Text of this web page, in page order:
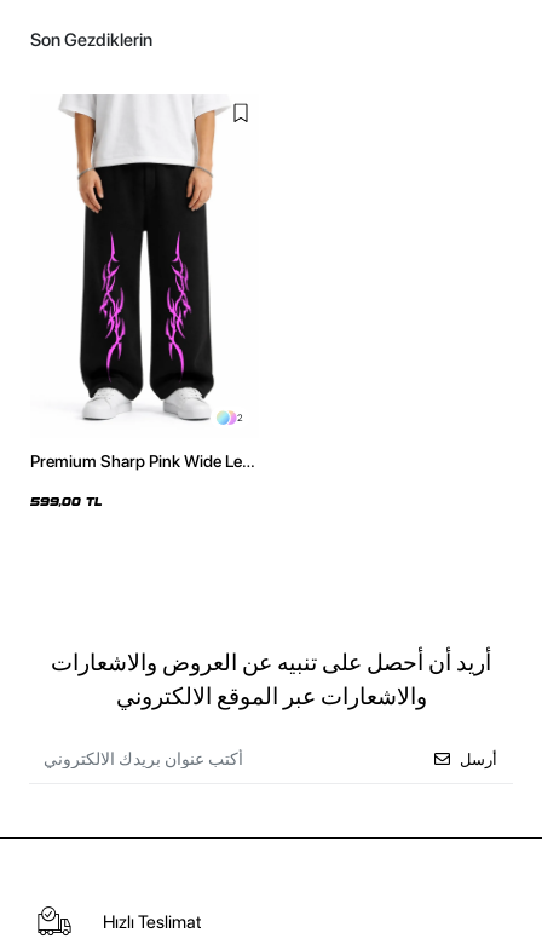
Son Gezdiklerin
2
Premium Sharp Pink Wide Leg
599,00 TL
أريد أن أحصل على تنبيه عن العروض والاشعارات
والاشعارات عبر الموقع الالكتروني
أرسل
Hızlı Teslimat